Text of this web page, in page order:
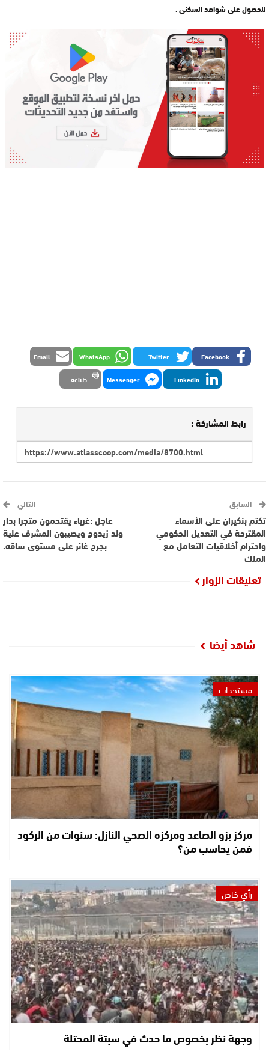
للحصول على شواهد السكنى .
Facebook
Twitter
WhatsApp
Email
LinkedIn
Messenger طباعة
رابط المشاركة :
السابق
تكتم بنكيران على الأسماء
المقترحة في التعديل الحكومي
واحترام أخلاقيات التعامل مع
الملك
التالي
عاجل :غرباء يقتحمون متجرا بدار
ولد زيدوح ويصيبون المشرف علية
بجرح غائر على مستوى ساقه.
تعليقات الزوار
شاهد أيضا
مستجدات
مركز بزو الصاعد ومركزه الصحي النازل: سنوات من الركود
فمن يحاسب من؟
رأي خاص
وجهة نظر بخصوص ما حدث في سبتة المحتلة